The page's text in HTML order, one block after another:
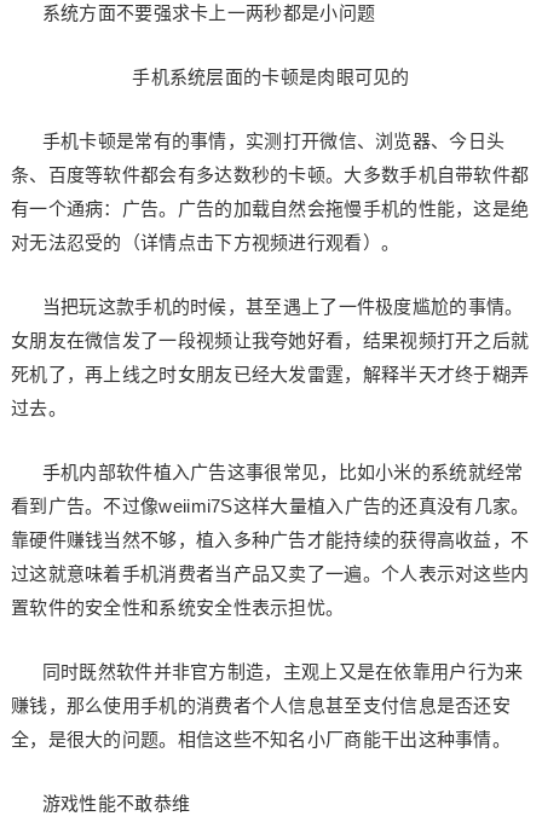
系统方面不要强求卡上一两秒都是小问题
手机系统层面的卡顿是肉眼可见的
手机卡顿是常有的事情，实测打开微信、浏览器、今日头
条、百度等软件都会有多达数秒的卡顿。大多数手机自带软件都
有一个通病：广告。广告的加载自然会拖慢手机的性能，这是绝
对无法忍受的（详情点击下方视频进行观看）。
当把玩这款手机的时候，甚至遇上了一件极度尴尬的事情。
女朋友在微信发了一段视频让我夸她好看，结果视频打开之后就
死机了，再上线之时女朋友已经大发雷霆，解释半天才终于糊弄
过去。
手机内部软件植入广告这事很常见，比如小米的系统就经常
看到广告。不过像weiimi7S这样大量植入广告的还真没有几家。
靠硬件赚钱当然不够，植入多种广告才能持续的获得高收益，不
过这就意味着手机消费者当产品又卖了一遍。个人表示对这些内
置软件的安全性和系统安全性表示担忧。
同时既然软件并非官方制造，主观上又是在依靠用户行为来
赚钱，那么使用手机的消费者个人信息甚至支付信息是否还安
全，是很大的问题。相信这些不知名小厂商能干出这种事情。
游戏性能不敢恭维